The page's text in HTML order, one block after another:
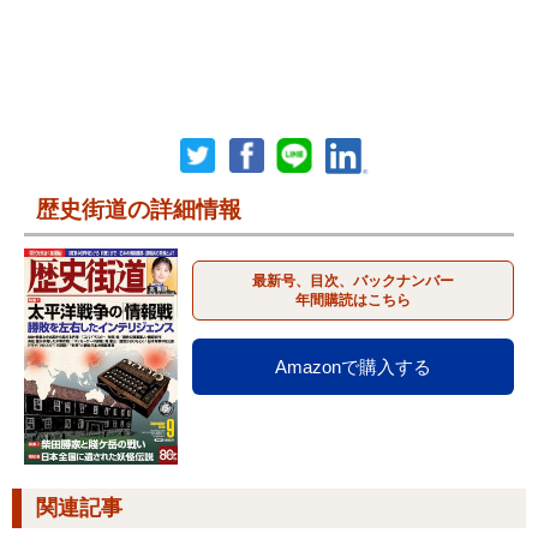
歴史街道の詳細情報
最新号、目次、バックナンバー
年間購読はこちら
Amazonで購入する
関連記事